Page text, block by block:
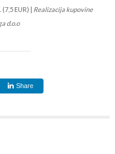
EUR) | Realizacija kupovine
d.o.o
Share